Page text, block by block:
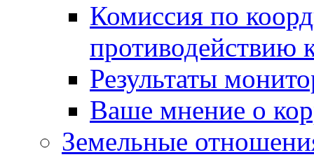
Комиссия по
противодействию
Результаты
Ваше мнение о
Земельные